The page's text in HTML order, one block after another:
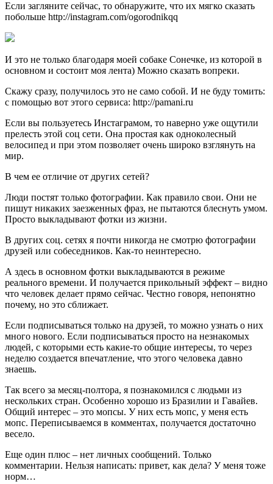
Если загляните сейчас, то обнаружите, что их мягко сказать
побольше http://instagram.com/ogorodnikqq
И это не только благодаря моей собаке Сонечке, из которой в
основном и состоит моя лента) Можно сказать вопреки.
Скажу сразу, получилось это не само собой. И не буду томить:
с помощью вот этого сервиса: http://pamani.ru
Если вы пользуетесь Инстаграмом, то наверно уже ощутили
прелесть этой соц сети. Она простая как одноколесный
велосипед и при этом позволяет очень широко взглянуть на
мир.
В чем ее отличие от других сетей?
Люди постят только фотографии. Как правило свои. Они не
пишут никаких заезженных фраз, не пытаются блеснуть умом.
Просто выкладывают фотки из жизни.
В других соц. сетях я почти никогда не смотрю фотографии
друзей или собеседников. Как-то неинтересно.
А здесь в основном фотки выкладываются в режиме
реального времени. И получается прикольный эффект – видно
что человек делает прямо сейчас. Честно говоря, непонятно
почему, но это сближает.
Если подписываться только на друзей, то можно узнать о них
много нового. Если подписываться просто на незнакомых
людей, с которыми есть какие-то общие интересы, то через
неделю создается впечатление, что этого человека давно
знаешь.
Так всего за месяц-полтора, я познакомился с людьми из
нескольких стран. Особенно хорошо из Бразилии и Гавайев.
Общий интерес – это мопсы. У них есть мопс, у меня есть
мопс. Переписываемся в комментах, получается достаточно
весело.
Еще один плюс – нет личных сообщений. Только
комментарии. Нельзя написать: привет, как дела? У меня тоже
норм…